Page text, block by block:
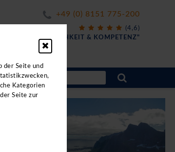
+49 (0) 8151 775-200
(4,6)
"FREUNDLICHKEIT & KOMPETENZ"
X
der Seite und
Kategorien
Seite zur